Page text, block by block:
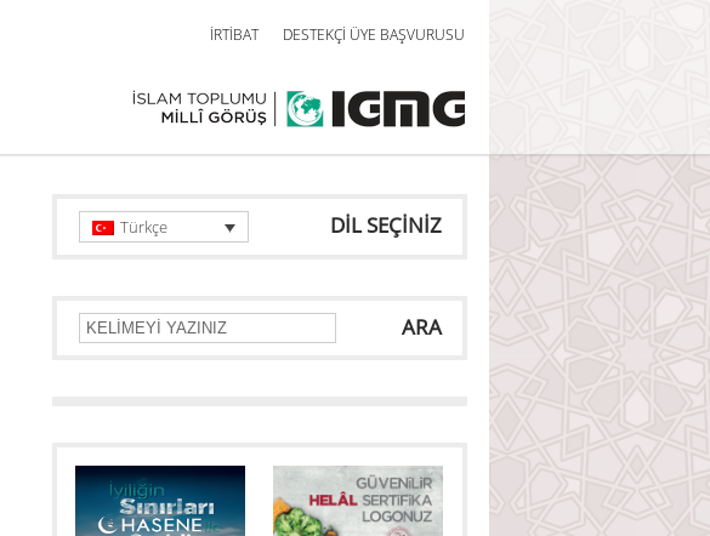
İRTİBAT DESTEKÇİ ÜYE BAŞVURUSU
DİL SEÇİNİZ
Türkçe
ARA